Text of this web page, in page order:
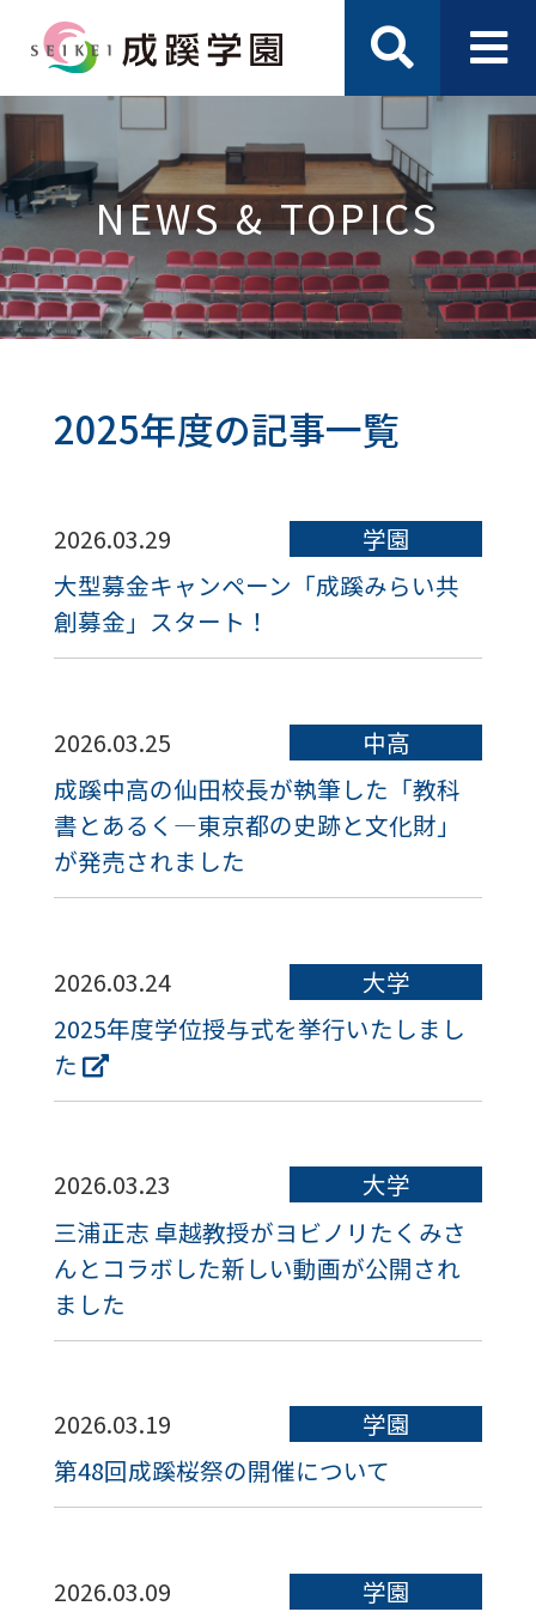
NEWS & TOPICS
2025年度の記事一覧
2026.03.29
学園
大型募金キャンペーン「成蹊みらい共
創募金」スタート！
2026.03.25
中高
成蹊中高の仙田校長が執筆した「教科
書とあるく―東京都の史跡と文化財」
が発売されました
2026.03.24
大学
2025年度学位授与式を挙行いたしまし
た
2026.03.23
大学
三浦正志 卓越教授がヨビノリたくみさ
んとコラボした新しい動画が公開され
ました
2026.03.19
学園
第48回成蹊桜祭の開催について
2026.03.09
学園